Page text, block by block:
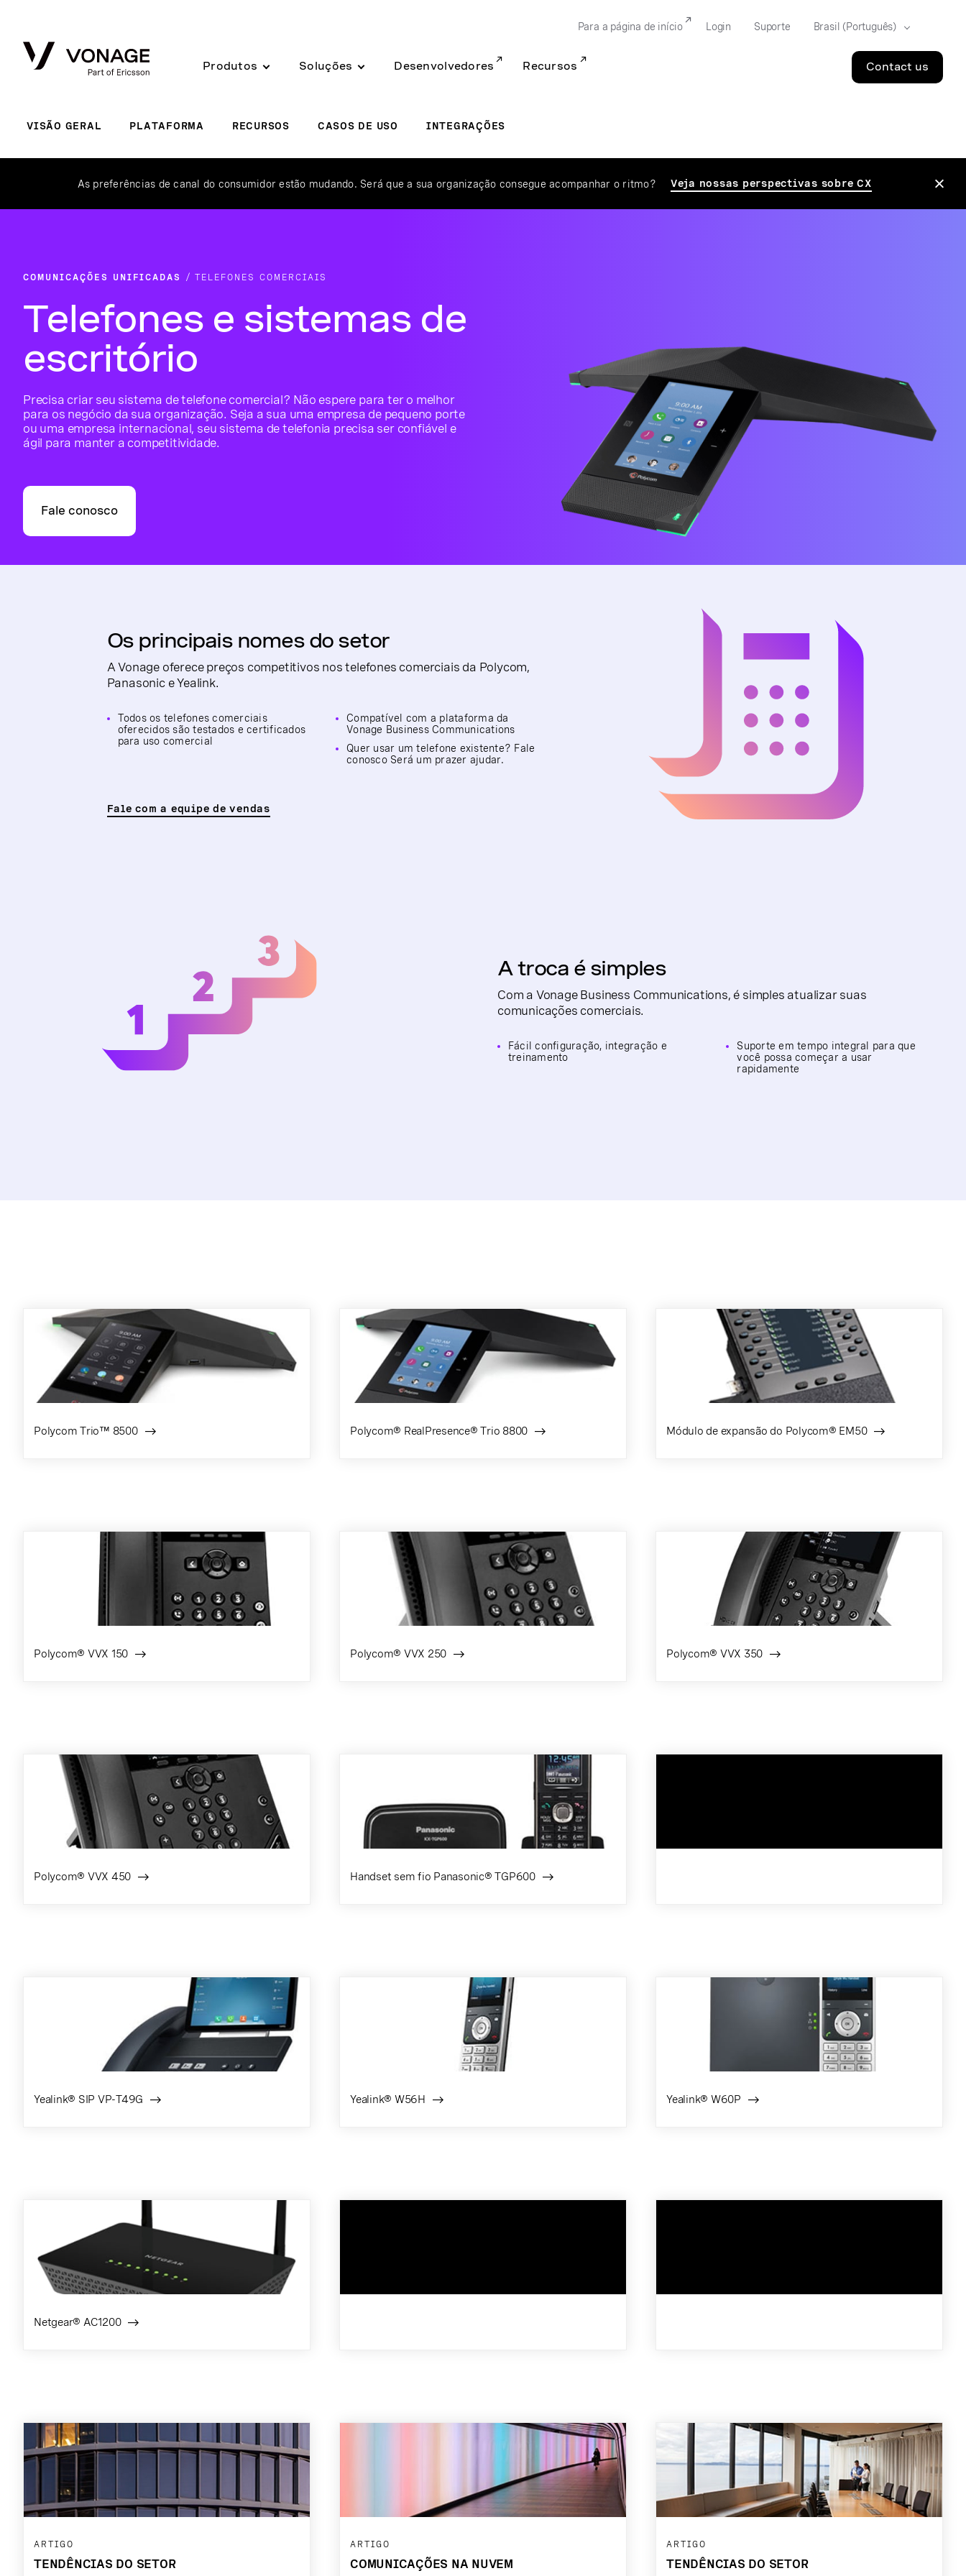
Produtos Soluções Desenvolvedores Recursos Contact us
Para a página de início Login Suporte
VISÃO GERAL PLATAFORMA RECURSOS CASOS DE USO INTEGRAÇÕES
As preferências de canal do consumidor estão mudando. Será que a sua organização consegue acompanhar o ritmo? Veja nossas perspectivas sobre CX
COMUNICAÇÕES UNIFICADAS TELEFONES COMERCIAIS
Telefones e sistemas de
escritório
Precisa criar seu sistema de telefone comercial? Não espere para ter o melhor
para os negócio da sua organização. Seja a sua uma empresa de pequeno porte
ou uma empresa internacional, seu sistema de telefonia precisa ser confiável e
ágil para manter a competitividade.
Fale conosco
Os principais nomes do setor
A Vonage oferece preços competitivos nos telefones comerciais da Polycom,
Panasonic e Yealink.
Todos os telefones comerciais
oferecidos são testados e certificados
para uso comercial
Compatível com a plataforma da
Vonage Business Communications
Quer usar um telefone existente? Fale
conosco Será um prazer ajudar.
Fale com a equipe de vendas
A troca é simples
Com a Vonage Business Communications, é simples atualizar suas
comunicações comerciais.
Fácil configuração, integração e
treinamento
Suporte em tempo integral para que
você possa começar a usar
rapidamente
Polycom Trio™ 8500 Polycom® RealPresence® Trio 8800 Módulo de expansão do Polycom® EM50
Polycom® VVX 150 Polycom® VVX 250 Polycom® VVX 350
Polycom® VVX 450 Handset sem fio Panasonic® TGP600
Yealink® SIP VP-T49G Yealink® W56H Yealink® W60P
Netgear® AC1200
ARTIGO
TENDÊNCIAS DO SETOR
ARTIGO
COMUNICAÇÕES NA NUVEM
ARTIGO
TENDÊNCIAS DO SETOR